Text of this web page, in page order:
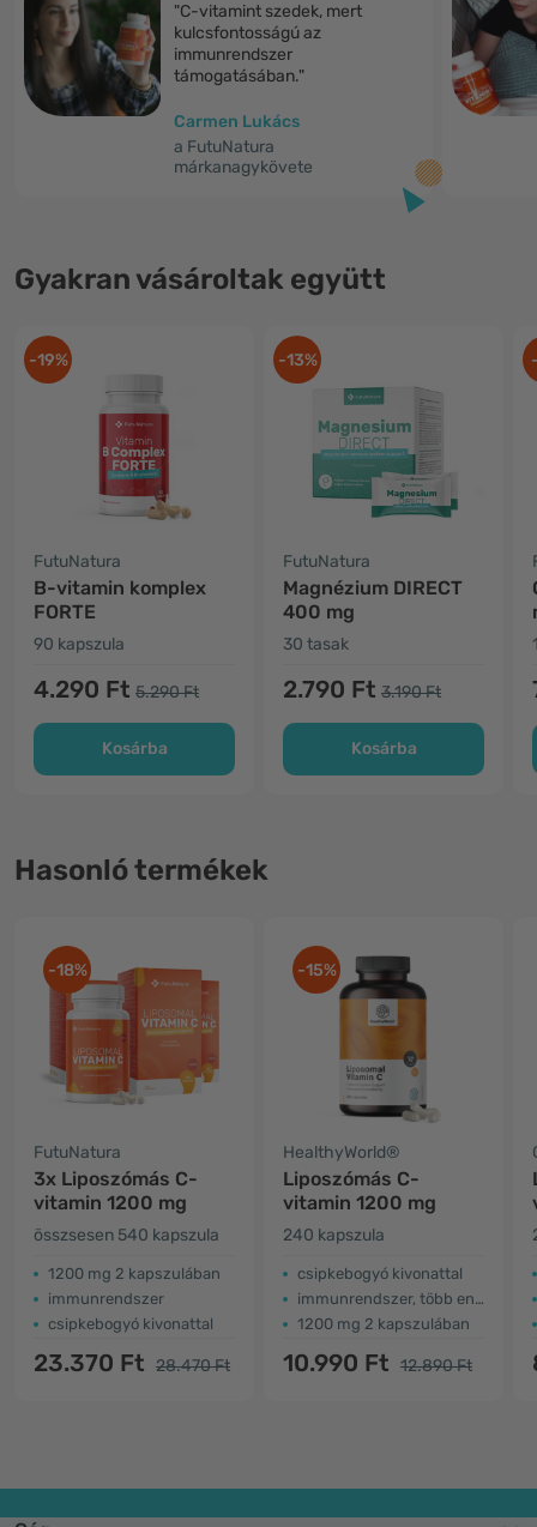
"C-vitamint szedek, mert
kulcsfontosságú az
immunrendszer
támogatásában."
Carmen Lukács
a FutuNatura
márkanagykövete
Gyakran vásároltak együtt
-19%
FutuNatura
B-vitamin komplex
FORTE
90 kapszula
4.290 Ft 5.290 Ft
Kosárba
-13%
FutuNatura
Magnézium DIRECT
400 mg
30 tasak
2.790 Ft 3.190 Ft
Kosárba
Hasonló termékek
-18%
FutuNatura
3x Liposzómás C-
vitamin 1200 mg
összsesen 540 kapszula
1200 mg 2 kapszulában
immunrendszer
csipkebogyó kivonattal
23.370 Ft 28.470 Ft
-15%
HealthyWorld®
Liposzómás C-
vitamin 1200 mg
240 kapszula
csipkebogyó kivonattal
immunrendszer, több energia
1200 mg 2 kapszulában
10.990 Ft 12.890 Ft